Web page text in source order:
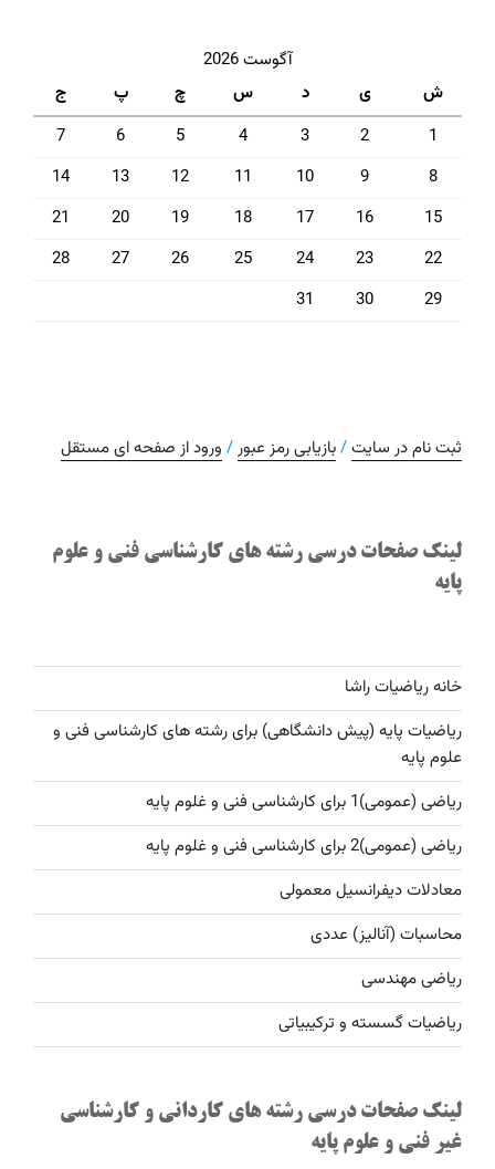
آگوست 2026
ش
ی د س چ پ
ج
1
2
3
4
5
6
7
8
9
10
11
12
13
14
15
16
17
18
19
20
21
22
23
24
25
26
27
28
29
30
31
ثبت نام در سایت/بازیابی رمز عبور/ ورود از صفحه ای مستقل
لینک صفحات درسی رشته های کارشناسی فنی و علوم
پایه
خانه ریاضیات راشا
ریاضیات پایه (پیش دانشگاهی) برای رشته های کارشناسی فنی و
علوم پایه
ریاضی (عمومی)1 برای کارشناسی فنی و غلوم پایه
ریاضی (عمومی)2 برای کارشناسی فنی و غلوم پایه
معادلات دیفرانسیل معمولی
محاسبات (آنالیز) عددی
ریاضی مهندسی
ریاضیات گسسته و ترکیبیاتی
لینک صفحات درسی رشته های کاردانی و کارشناسی
غیر فنی و علوم پایه